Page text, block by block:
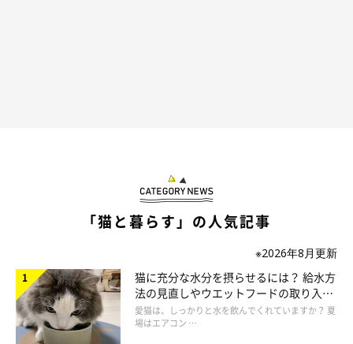
「猫と暮らす」の人気記事
※2026年8月更新
猫に充分な水分を摂らせるには？ 給水方
法の見直しやウエットフードの取り入れ
方を解説
愛猫は、しっかりと水を飲んでくれていますか？ 夏
場はエアコン …